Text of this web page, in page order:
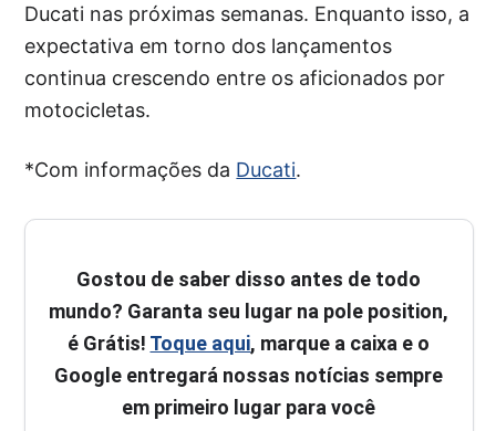
Ducati nas próximas semanas. Enquanto isso, a
expectativa em torno dos lançamentos
continua crescendo entre os aficionados por
motocicletas.
*Com informações da Ducati.
Gostou de saber disso antes de todo
mundo? Garanta seu lugar na pole position,
é Grátis! Toque aqui, marque a caixa e o
Google entregará nossas notícias sempre
em primeiro lugar para você